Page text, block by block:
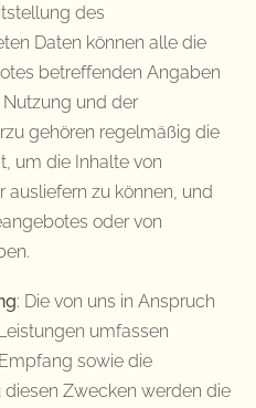
des
Daten können alle die
betreffenden Angaben
und der
gehören regelmäßig die
um die Inhalte von
zu können, und
oder von
: Die von uns in Anspruch
umfassen
sowie die
Zwecken werden die